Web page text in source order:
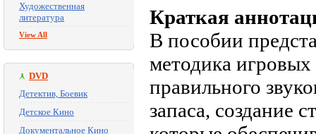
Художественная
литература
View All
DVD
Детектив, Боевик
Детское Кино
Документальное Кино
Краткая
В пособии
методика игровых
правильного
запаса, создание